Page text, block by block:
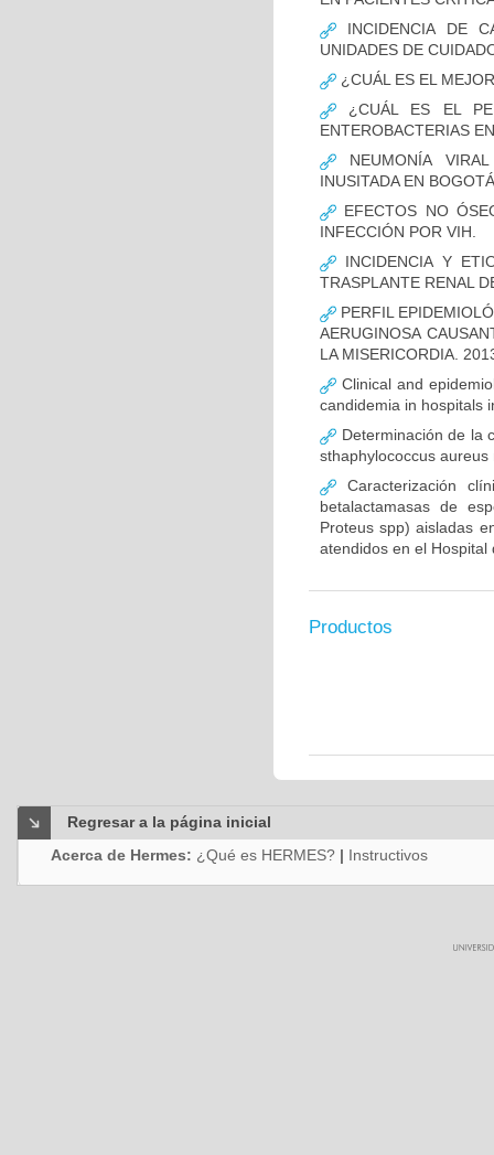
INCIDENCIA DE
UNIDADES DE
¿CUÁL ES EL
¿CUÁL ES EL
ENTEROBACTERIAS
NEUMONÍA
INUSITADA EN
EFECTOS NO
INFECCIÓN POR VIH.
INCIDENCIA Y
TRASPLANTE RENAL
PERFIL
AERUGINOSA
LA MISERICORDIA.
Clinical and
candidemia in hospitals
Determinación de la
sthaphylococcus
Caracterización
betalactamasas de
Proteus spp) aisladas
atendidos en el
Productos
Regresar a la página inicial
Acerca de Hermes: ¿Qué es HERMES? | Instructivos